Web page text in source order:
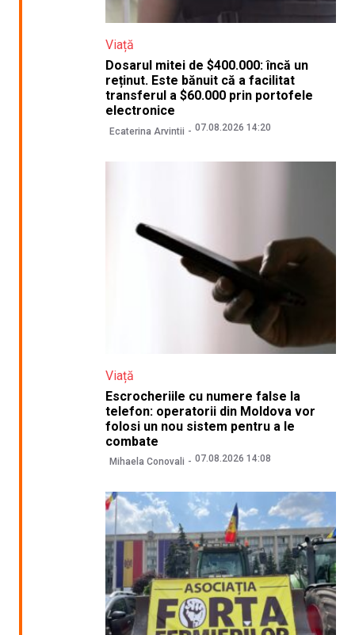
Viață
Dosarul mitei de $400.000: încă un
reținut. Este bănuit că a facilitat
transferul a $60.000 prin portofele
electronice
Ecaterina Arvintii 07.08.2026 14:20
Viață
Escrocheriile cu numere false la
telefon: operatorii din Moldova vor
folosi un nou sistem pentru a le
combate
Mihaela Conovali 07.08.2026 14:08